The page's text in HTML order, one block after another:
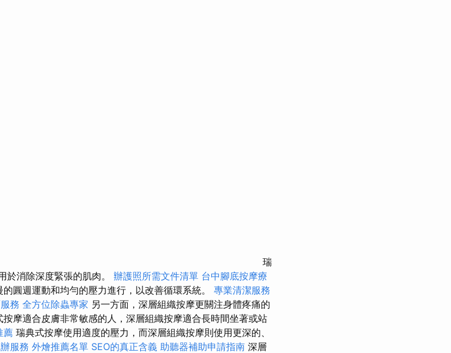
瑞
於消除深度緊張的肌肉。 辦護照所需文件清單 台中腳底按摩療
圓週運動和均勻的壓力進行，以改善循環系統。 專業清潔服務
務 全方位除蟲專家 另一方面，深層組織按摩更關注身體疼痛的
按摩適合皮膚非常敏感的人，深層組織按摩適合長時間坐著或站
薦 瑞典式按摩使用適度的壓力，而深層組織按摩則使用更深的、
服務 外燴推薦名單 SEO的真正含義 助聽器補助申請指南 深層